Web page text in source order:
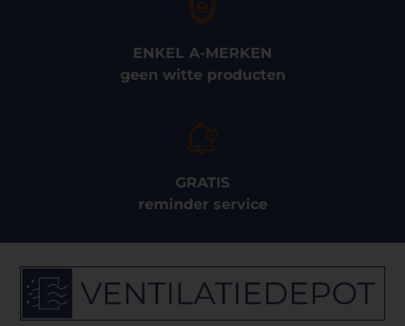
ENKEL A-MERKEN
geen witte producten
GRATIS
reminder service